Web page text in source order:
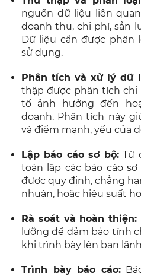
nguồn dữ liệu liên
doanh thu, chi phí, sản
Dữ liệu cần được
sử dụng.
Phân tích và xử lý dữ
thập được phân tích chi
tố ảnh hưởng đến
doanh. Phân tích này
và điểm mạnh, yếu của
Lập báo cáo sơ bộ:Từ
toán lập các báo cáo
được quy định, chẳng
nhuận, hoặc hiệu suất
Rà soát và hoàn thiện:
lưỡng để đảm bảo tính
khi trình bày lên ban
Trình bày báo cáo: